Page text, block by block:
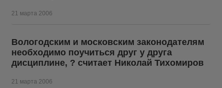
21 марта 2006
Вологодским и московским законодателям
необходимо поучиться друг у друга
дисциплине, ? считает Николай Тихомиров
21 марта 2006